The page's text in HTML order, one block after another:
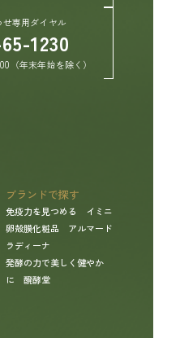
ブランドで探す
免疫力を見つめる イミニ
卵殻膜化粧品 アルマード
ラディーナ
発酵の力で美しく健やか
に 醗酵堂
専用ダイヤル
1230
（年末年始を除く）